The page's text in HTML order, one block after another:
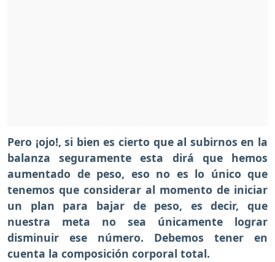
Pero ¡ojo!, si bien es cierto que al subirnos en la
balanza seguramente esta dirá que hemos
aumentado de peso, eso no es lo único que
tenemos que considerar al momento de iniciar
un plan para bajar de peso, es decir, que
nuestra meta no sea únicamente lograr
disminuir ese número. Debemos tener en
cuenta la composición corporal total.